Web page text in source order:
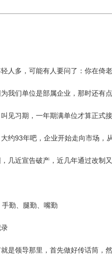
人多，可能有人要问了：你在
我们单位是部属企业，那时还
见习期，一年期满单位才算正
约93年吧，企业开始走向市场，
几近宣告破产，近几年通过改
勤、腿勤、嘴勤
是领导那里，首先做好传话筒，